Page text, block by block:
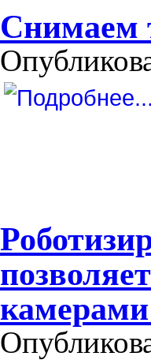
Снимаем